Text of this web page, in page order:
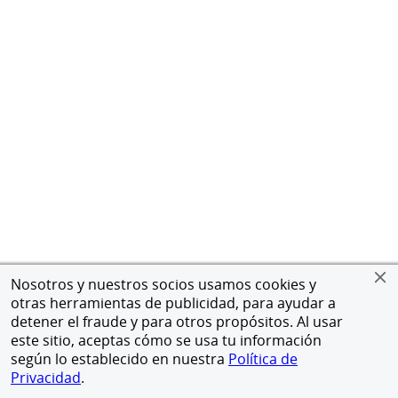
Nosotros y nuestros socios usamos cookies y
otras herramientas de publicidad, para ayudar a
detener el fraude y para otros propósitos. Al usar
este sitio, aceptas cómo se usa tu información
según lo establecido en nuestra Política de
Privacidad.